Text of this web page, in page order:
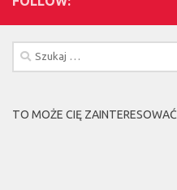
Szukaj:
TO MOŻE CIĘ ZAINTERESOWAĆ